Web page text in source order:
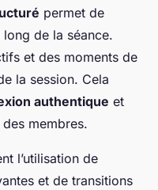
permet de
de la séance.
et des moments de
la session. Cela
authentique et
membres.
l’utilisation de
et de transitions